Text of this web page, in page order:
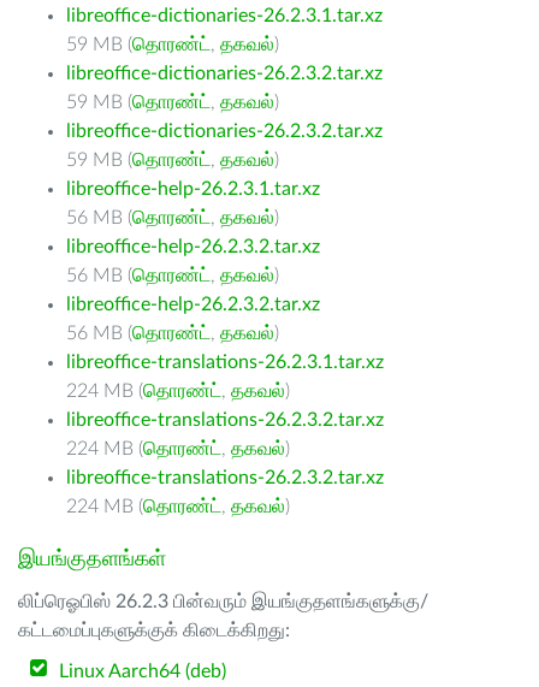
libreoffice-dictionaries-26.2.3.1.tar.xz
59 MB (தொரண்ட் , தகவல்)
libreoffice-dictionaries-26.2.3.2.tar.xz
59 MB (தொரண்ட் , தகவல்)
libreoffice-dictionaries-26.2.3.2.tar.xz
59 MB (தொரண்ட் , தகவல்)
libreoffice-help-26.2.3.1.tar.xz
56 MB (தொரண்ட் , தகவல்)
libreoffice-help-26.2.3.2.tar.xz
56 MB (தொரண்ட் , தகவல்)
libreoffice-help-26.2.3.2.tar.xz
56 MB (தொரண்ட் , தகவல்)
libreoffice-translations-26.2.3.1.tar.xz
224 MB (தொரண்ட் , தகவல்)
libreoffice-translations-26.2.3.2.tar.xz
224 MB (தொரண்ட் , தகவல்)
libreoffice-translations-26.2.3.2.tar.xz
224 MB (தொரண்ட் , தகவல்)
இயங்குதளங்கள்
லிப்ரெஓபிஸ் 26.2.3 பின்வரும் இயங்குதளங்களுக்கு/
கட்டமைப்புகளுக்குக் கிடைக்கிறது:
Linux Aarch64 (deb)